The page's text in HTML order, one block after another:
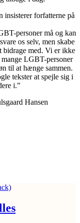
insisterer forfatterne på
personer må og kan
os selv, men skabe
bidrage med. Vi er ikke
LGBT-personer
til at hænge sammen.
tekster at spejle sig i
i.”
Hansen